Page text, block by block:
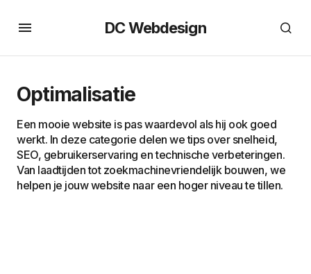
DC Webdesign
Optimalisatie
Een mooie website is pas waardevol als hij ook goed
werkt. In deze categorie delen we tips over snelheid,
SEO, gebruikerservaring en technische verbeteringen.
Van laadtijden tot zoekmachinevriendelijk bouwen, we
helpen je jouw website naar een hoger niveau te tillen.